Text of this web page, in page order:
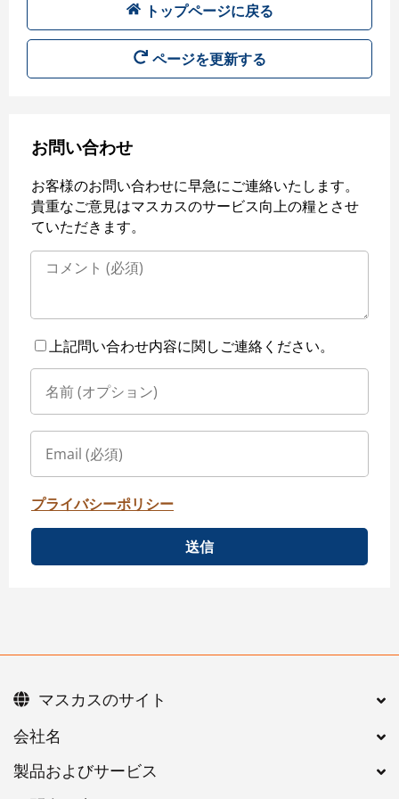
トップページに戻る
ページを更新する
お問い合わせ
お客様のお問い合わせに早急にご連絡いたします。
貴重なご意見はマスカスのサービス向上の糧とさせ
ていただきます。
上記問い合わせ内容に関しご連絡ください。
プライバシーポリシー
送信
会社名
製品およびサービス
マスカスのサイト